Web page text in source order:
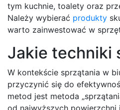
tym kuchnie, toalety oraz
Należy wybierać produkty
warto zainwestować w
Jakie techniki
W kontekście sprzątania w
przyczynić się do
metod jest metoda
od najwyższych powierzchni